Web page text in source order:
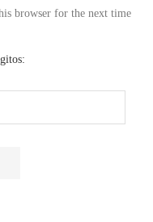
browser for the next time